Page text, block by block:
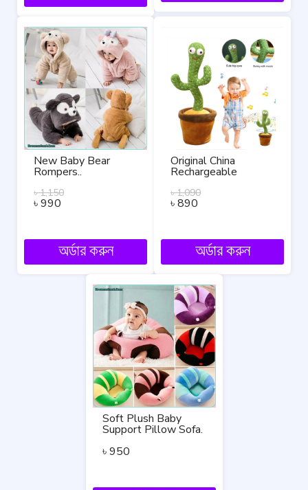
New Baby Bear
Rompers..
৳1,150
৳990
অর্ডার করুন
Original China
Rechargeable
Cactus Plush Toy
৳1,090
৳890
অর্ডার করুন
Soft Plush Baby
Support Pillow Sofa.
৳950